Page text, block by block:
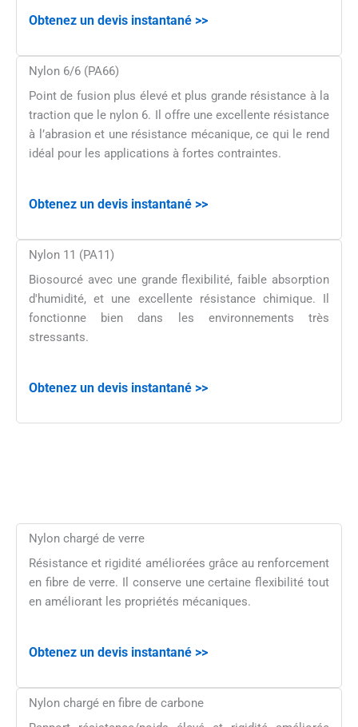
Obtenez un devis instantané >>
Nylon 6/6 (PA66)
Point de fusion plus élevé et plus grande résistance à la
traction que le nylon 6. Il offre une excellente résistance
à l’abrasion et une résistance mécanique, ce qui le rend
idéal pour les applications à fortes contraintes.
Obtenez un devis instantané >>
Nylon 11 (PA11)
Biosourcé avec une grande flexibilité, faible absorption
d'humidité, et une excellente résistance chimique. Il
fonctionne bien dans les environnements très
stressants.
Obtenez un devis instantané >>
Nylon chargé de verre
Résistance et rigidité améliorées grâce au renforcement
en fibre de verre. Il conserve une certaine flexibilité tout
en améliorant les propriétés mécaniques.
Obtenez un devis instantané >>
Nylon chargé en fibre de carbone